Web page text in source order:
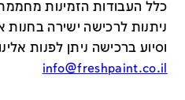
כלל העבודות הזמינות
ניתנות לרכישה ישירה בחנות
וסיוע ברכישה ניתן לפנות
info@freshpaint.co.il